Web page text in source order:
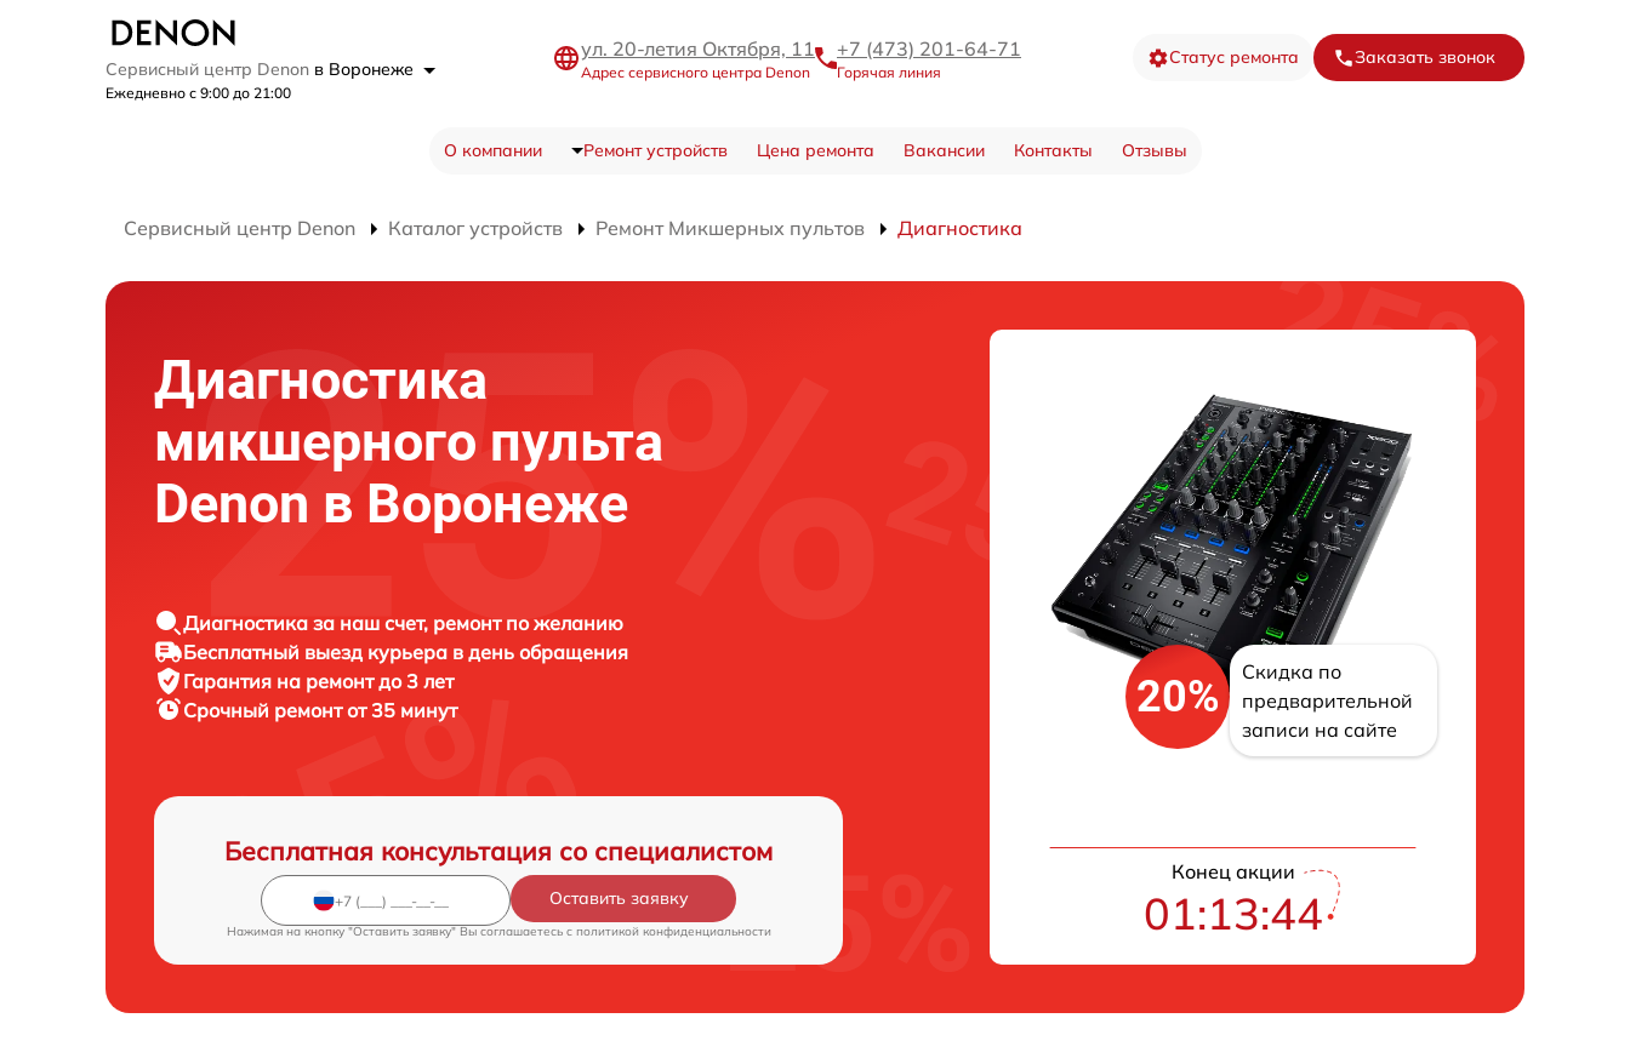
Сервисный центр Denon в Воронеже
Ежедневно с 9:00 до 21:00
ул. 20-летия Октября, 11
Адрес сервисного центра Denon
+7 (473) 201-64-71
Горячая линия
Статус ремонта Заказать звонок
О компании Ремонт устройств Цена ремонта Вакансии Контакты Отзывы
Сервисный центр Denon Каталог устройств Ремонт Микшерных пультов Диагностика
Диагностика
микшерного пульта
Denon в Воронеже
Диагностика за наш счет, ремонт по желанию
Бесплатный выезд курьера в день обращения
Гарантия на ремонт до 3 лет
Срочный ремонт от 35 минут
Бесплатная консультация со специалистом
Оставить заявку
Нажимая на кнопку "Оставить заявку" Вы соглашаетесь c политикой конфиденциальности
20%
Скидка по
предварительной
записи на сайте
Конец акции
01:13:43